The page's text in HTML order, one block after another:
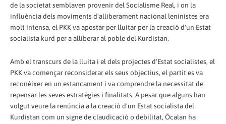
de la societat semblaven provenir del Socialisme Real, i on la
influència dels moviments d'alliberament nacional leninistes era
molt intensa, el PKK va apostar per lluitar per la creació d'un Estat
socialista kurd per a alliberar al poble del Kurdistan.
Amb el transcurs de la lluita i el dels projectes d'Estat socialistes, el
PKK va començar reconsiderar els seus objectius, el partit es va
reconèixer en un estancament i va comprendre la necessitat de
repensar les seves estratègies i finalitats. A pesar que alguns han
volgut veure la renúncia a la creació d'un Estat socialista del
Kurdistan com un signe de claudicació o debilitat, Öcalan ha